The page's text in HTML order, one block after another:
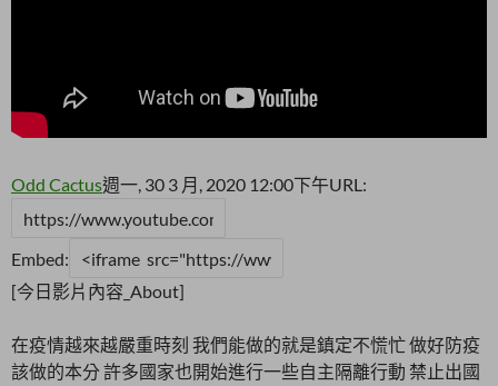
Odd Cactus週一, 30 3 月, 2020 12:00下午URL:
Embed:
[今日影片內容_About]
在疫情越來越嚴重時刻 我們能做的就是鎮定不慌忙 做好防疫
該做的本分 許多國家也開始進行一些自主隔離行動 禁止出國